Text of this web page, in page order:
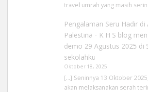
travel umrah yang masih
Pengalaman Seru Hadir di
Palestina - K H S blog
demo 29 Agustus 2025 di
sekolahku
Oktober 18, 2025
[…] Seninnya 13 Oktober
akan melaksanakan serah